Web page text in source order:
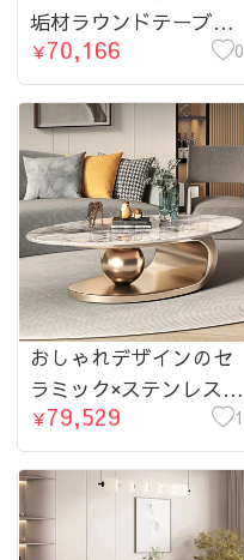
垢材ラウンドテーブル
モダン セラミック天板
イタリアンスタイル
hjj-3663
￥70,166 0
おしゃれデザインのセ
ラミック×ステンレスセ
ンターテーブル【高級
感漂うリビングの主
役】 fdl-2595-teatable
￥79,529 1